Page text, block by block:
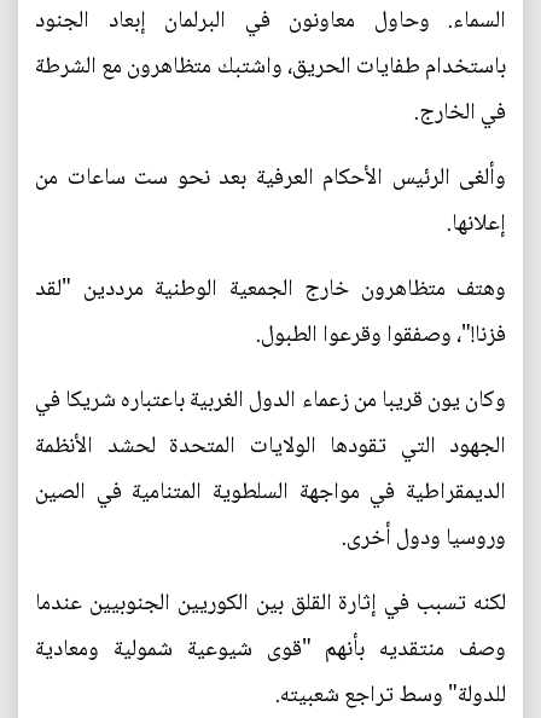
السماء. وحاول معاونون في البرلمان إبعاد الجنود
باستخدام طفايات الحريق، واشتبك متظاهرون مع الشرطة
في الخارج.
وألغى الرئيس الأحكام العرفية بعد نحو ست ساعات من
إعلانها.
وهتف متظاهرون خارج الجمعية الوطنية مرددين "لقد
فزنا!"، وصفقوا وقرعوا الطبول.
وكان يون قريبا من زعماء الدول الغربية باعتباره شريكا في
الجهود التي تقودها الولايات المتحدة لحشد الأنظمة
الديمقراطية في مواجهة السلطوية المتنامية في الصين
وروسيا ودول أخرى.
لكنه تسبب في إثارة القلق بين الكوريين الجنوبيين عندما
وصف منتقديه بأنهم "قوى شيوعية شمولية ومعادية
للدولة" وسط تراجع شعبيته.